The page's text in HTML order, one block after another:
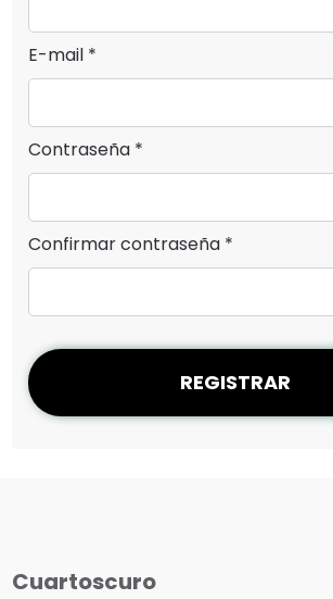
E-mail *
Contraseña *
Confirmar contraseña *
REGISTRAR
Cuartoscuro